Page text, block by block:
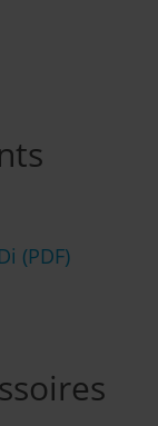
(PDF)